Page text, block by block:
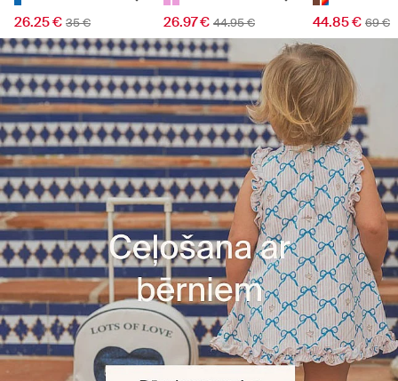
26.25 € 35 € 26.97 € 44.95 € 44.85 € 69 €